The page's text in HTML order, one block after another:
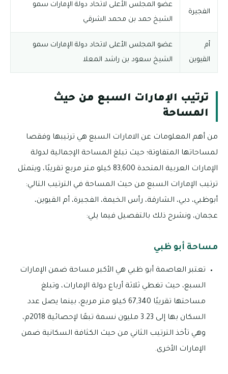
الفجيرة
عضو المجلس الأعلى لاتحاد دولة الإمارات سمو
الشيخ حمد بن محمد الشرقي
أم
القيوين
عضو المجلس الأعلى لاتحاد دولة الإمارات سمو
الشيخ سعود بن راشد المعلا
ترتيب الإمارات السبع من حيث
المساحة
من أهم المعلومات عن الامارات السبع هي ترتيبها وفقصا
لمساحاتها المتفاوتة؛ حيث تبلغ المساحة الإجمالية لدولة
الإمارات العربية المتحدة 83,600 كيلو متر مربع تقريبًا، ويتمثل
ترتيب الإمارات السبع من حيث المساحة في الترتيب التالي:
أبوظبي، دبي، الشارقة، رأس الخيمة، الفجيرة، أم القيوين،
عجمان، ونشرح ذلك بالتفصيل فيما يلي:
مساحة أبو ظبي
تعتبر العاصمة أبو ظبي هي الأكبر مساحة ضمن الإمارات
السبع، حيث تغطي ثلاثة أرباع دولة الإمارات، وتبلغ
مساحتها تقريبًا 67,340 كيلو متر مربع، بينما يصل عدد
السكان بها إلى 3.23 مليون نسمة تبعًا لإحصائية 2018م،
وهي تأخذ الترتيب الثاني من حيث الكثافة السكانية ضمن
الإمارات الأخرى.